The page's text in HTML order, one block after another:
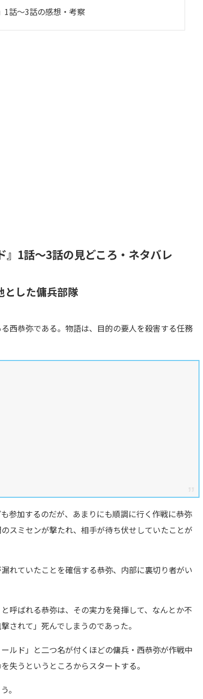
1話～3話の感想・考察
』1話～3話の見どころ・ネタバレ
とした傭兵部隊
西恭弥である。物語は、目的の要人を殺害する任務
参加するのだが、あまりにも順調に行く作戦に恭弥
スミセンが撃たれ、相手が待ち伏せしていたことが
れていたことを確信する恭弥、内部に裏切り者がい
呼ばれる恭弥は、その実力を発揮して、なんとか不
されて」死んでしまうのであった。
ルド」と二つ名が付くほどの傭兵・西恭弥が作戦中
失うというところからスタートする。
。